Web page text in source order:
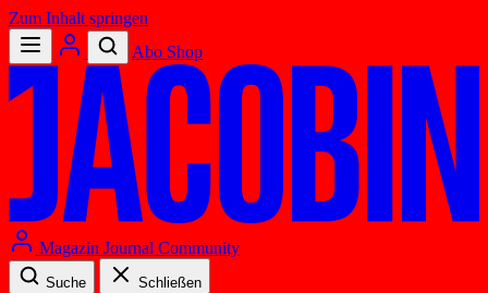
Zum Inhalt springen
Abo Shop
Magazin Journal Community
Suche Schließen